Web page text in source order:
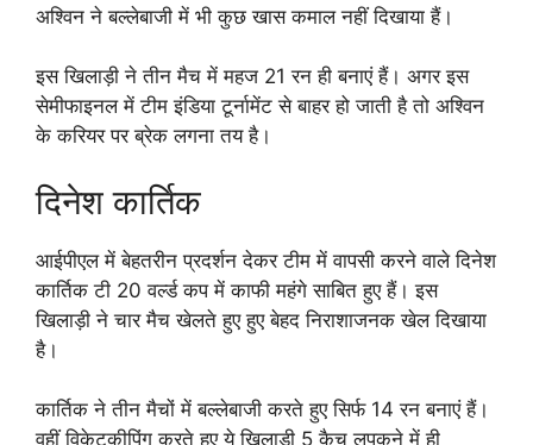
अश्विन ने बल्लेबाजी में भी कुछ खास कमाल नहीं दिखाया हैं।
इस खिलाड़ी ने तीन मैच में महज 21 रन ही बनाएं हैं। अगर इस
सेमीफाइनल में टीम इंडिया टूर्नामेंट से बाहर हो जाती है तो अश्विन
के करियर पर ब्रेक लगना तय है।
दिनेश कार्तिक
आईपीएल में बेहतरीन प्रदर्शन देकर टीम में वापसी करने वाले दिनेश
कार्तिक टी 20 वर्ल्ड कप में काफी महंगे साबित हुए हैं। इस
खिलाड़ी ने चार मैच खेलते हुए हुए बेहद निराशाजनक खेल दिखाया
है।
कार्तिक ने तीन मैचों में बल्लेबाजी करते हुए सिर्फ 14 रन बनाएं हैं।
वहीं विकेटकीपिंग करते हुए ये खिलाड़ी 5 कैच लपकने में ही